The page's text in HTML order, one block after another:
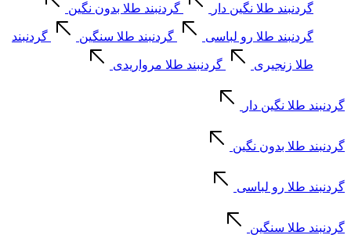
گردنبند طلا نگین دار گردنبند طلا بدون نگین
گردنبند طلا رو لباسی گردنبند طلا سنگین گردنبند
طلا زنجیری گردنبند طلا مرواریدی
گردنبند طلا نگین دار
گردنبند طلا بدون نگین
گردنبند طلا رو لباسی
گردنبند طلا سنگین